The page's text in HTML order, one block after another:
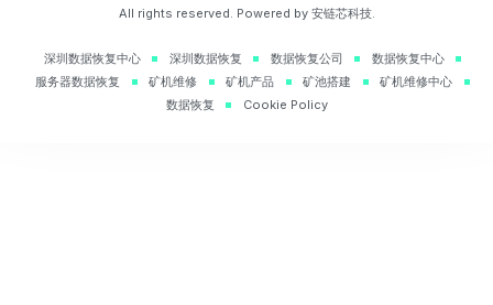
All rights reserved. Powered by 安链芯科技.
深圳数据恢复中心 深圳数据恢复 数据恢复公司
数据恢复中心
服务器数据恢复
矿机维修 矿机产品 矿池搭建
矿机维修中心
数据恢复
Cookie Policy